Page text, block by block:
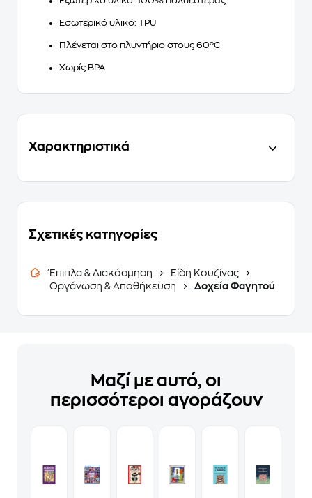
Εσωτερικό υλικό: TPU
Πλένεται στο πλυντήριο στους 60ºC
Χωρίς BPA
Χαρακτηριστικά
Σχετικές κατηγορίες
Έπιπλα & Διακόσμηση
Είδη Κουζίνας
Οργάνωση & Αποθήκευση
Δοχεία Φαγητού
Μαζί με αυτό, οι
περισσότεροι αγοράζουν